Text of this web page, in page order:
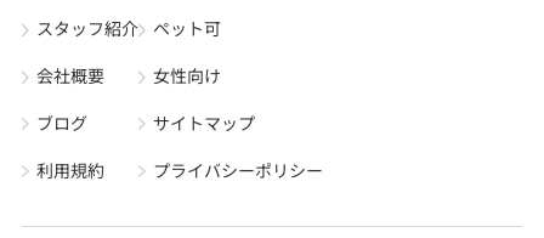
スタッフ紹介
会社概要
ブログ
利用規約
ペット可
女性向け
サイトマップ
プライバシーポリシー